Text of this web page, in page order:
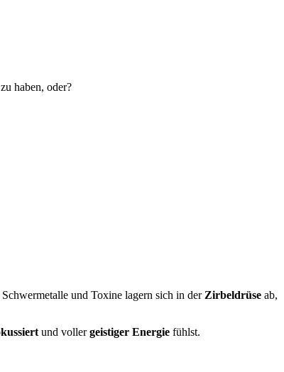
haben, oder?
und Toxine lagern sich in der Zirbeldrüse ab,
und vollergeistiger Energie fühlst.